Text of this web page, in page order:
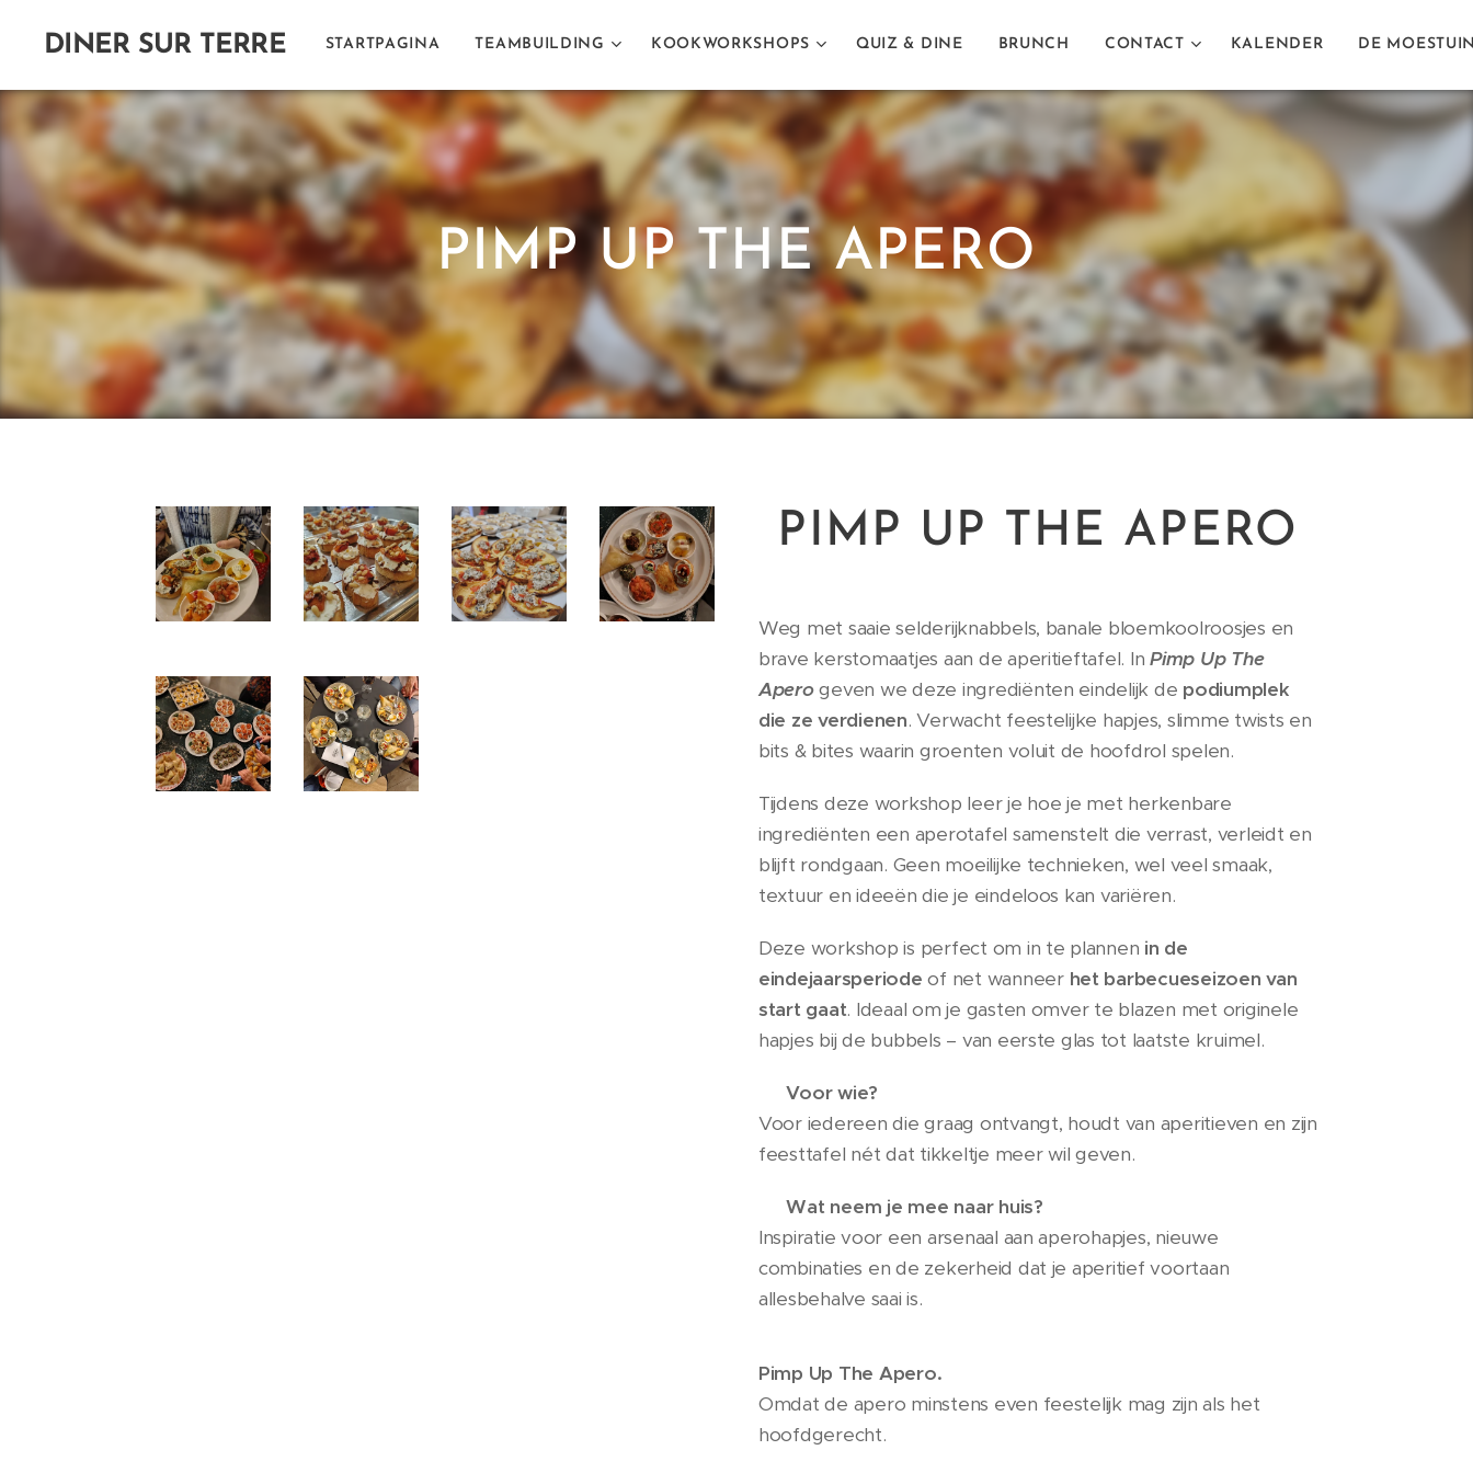
DINER SUR TERRE STARTPAGINA TEAMBUILDING KOOKWORKSHOPS QUIZ & DINE BRUNCH CONTACT KALENDER DE
PIMP UP THE APERO
PIMP UP THE APERO
Weg met saaie selderijknabbels, banale bloemkoolroosjes en
brave kerstomaatjes aan de aperitieftafel. InPimp Up The
Aperogeven we deze ingrediënten eindelijk de podiumplek
die ze verdienen. Verwacht feestelijke hapjes, slimme twists en
bits & bites waarin groenten voluit de hoofdrol spelen.
Tijdens deze workshop leer je hoe je met herkenbare
ingrediënten een aperotafel samenstelt die verrast, verleidt en
blijft rondgaan. Geen moeilijke technieken, wel veel smaak,
textuur en ideeën die je eindeloos kan variëren.
Deze workshop is perfect om in te plannen in de
eindejaarsperiode of net wanneer het barbecueseizoen van
start gaat. Ideaal om je gasten omver te blazen met originele
hapjes bij de bubbels – van eerste glas tot laatste kruimel.
👉Voor wie?
Voor iedereen die graag ontvangt, houdt van aperitieven en zijn
feesttafel nét dat tikkeltje meer wil geven.
👉Wat neem je mee naar huis?
Inspiratie voor een arsenaal aan aperohapjes, nieuwe
combinaties en de zekerheid dat je aperitief voortaan
allesbehalve saai is.
Pimp Up The Apero.
Omdat de apero minstens even feestelijk mag zijn als het
hoofdgerecht. 🥂